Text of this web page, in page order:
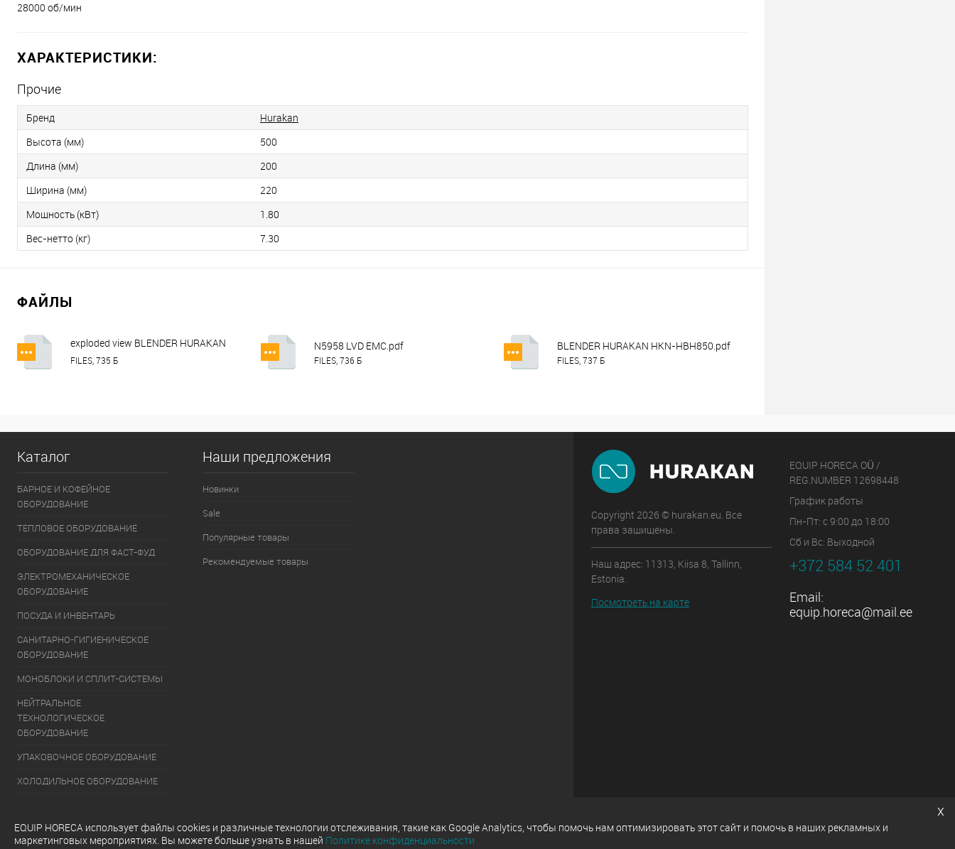
28000 об/мин
ХАРАКТЕРИСТИКИ:
Прочие
Бренд
Hurakan
Высота (мм)
500
Длина (мм)
200
Ширина (мм)
220
Мощность (кВт)
1.80
Вес-нетто (кг)
7.30
ФАЙЛЫ
exploded view BLENDER HURAKAN
HKN-HBH850.pdf
FILES, 735 Б
N5958 LVD EMC.pdf
FILES, 736 Б
BLENDER HURAKAN HKN-HBH850.pdf
FILES, 737 Б
Каталог
БАРНОЕ И КОФЕЙНОЕ
ОБОРУДОВАНИЕ
ТЕПЛОВОЕ ОБОРУДОВАНИЕ
ОБОРУДОВАНИЕ ДЛЯ ФАСТ-ФУД
ЭЛЕКТРОМЕХАНИЧЕСКОЕ
ОБОРУДОВАНИЕ
ПОСУДА И ИНВЕНТАРЬ
САНИТАРНО-ГИГИЕНИЧЕСКОЕ
ОБОРУДОВАНИЕ
МОНОБЛОКИ И СПЛИТ-СИСТЕМЫ
НЕЙТРАЛЬНОЕ
ТЕХНОЛОГИЧЕСКОЕ
ОБОРУДОВАНИЕ
УПАКОВОЧНОЕ ОБОРУДОВАНИЕ
ХОЛОДИЛЬНОЕ ОБОРУДОВАНИЕ
МОЕЧНОЕ ОБОРУДОВАНИЕ
Наши предложения
Новинки
Sale
Популярные товары
Рекомендуемые товары
Copyright 2026 © hurakan.eu. Все
права защищены.
Наш адрес: 11313, Kiisa 8, Tallinn,
Estonia.
Посмотреть на карте
EQUIP HORECA OÜ /
REG.NUMBER 12698448
График работы
Пн-Пт: с 9:00 до 18:00
Сб и Вс: Выходной
+372 584 52 401
Email:
equip.horeca@mail.ee
x
EQUIP HORECA использует файлы cookies и различные технологии отслеживания, такие как Google Analytics, чтобы помочь нам оптимизировать этот сайт и помочь в наших рекламных и
маркетинговых мероприятиях. Вы можете больше узнать в нашей Политике конфиденциальности